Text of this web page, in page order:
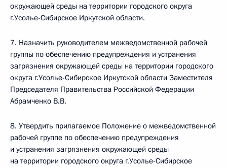
окружающей среды на территории городского округа
г.Усолье-Сибирское Иркутской области.
7. Назначить руководителем межведомственной рабочей
группы по обеспечению предупреждения и устранения
загрязнения окружающей среды на территории городского
округа г.Усолье-Сибирское Иркутской области Заместителя
Председателя Правительства Российской Федерации
Абрамченко В.В.
8. Утвердить прилагаемое Положение о межведомственной
рабочей группе по обеспечению предупреждения
и устранения загрязнения окружающей среды
на территории городского округа г.Усолье-Сибирское